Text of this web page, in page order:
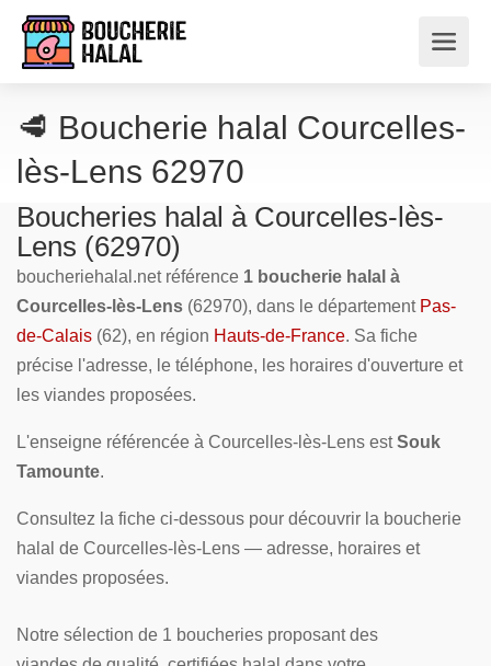
🥩 Boucherie halal Courcelles-
lès-Lens 62970
Boucheries halal à Courcelles-lès-
Lens (62970)
boucheriehalal.net référence 1 boucherie halal à
Courcelles-lès-Lens (62970), dans le département Pas-
de-Calais (62), en région Hauts-de-France. Sa fiche
précise l'adresse, le téléphone, les horaires d'ouverture et
les viandes proposées.
L'enseigne référencée à Courcelles-lès-Lens estSouk
Tamounte.
Consultez la fiche ci-dessous pour découvrir la boucherie
halal de Courcelles-lès-Lens — adresse, horaires et
viandes proposées.
Notre sélection de 1 boucheries proposant des